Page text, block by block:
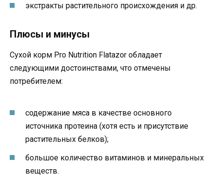
экстракты растительного происхождения и др.
Плюсы и минусы
Сухой корм Pro Nutrition Flatazor обладает
следующими достоинствами, что отмечены
потребителем:
содержание мяса в качестве основного
источника протеина (хотя есть и присутствие
растительных белков);
большое количество витаминов и минеральных
веществ.